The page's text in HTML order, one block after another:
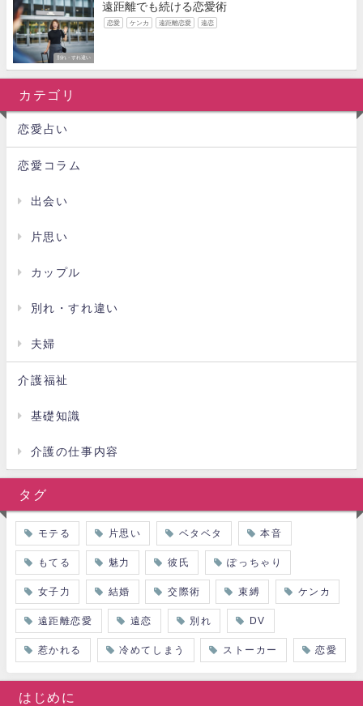
別れ・すれ違い
遠距離でも続ける恋愛術
恋愛 ケンカ 遠距離恋愛 遠恋
カテゴリ
恋愛占い
恋愛コラム
出会い
片思い
カップル
別れ・すれ違い
夫婦
介護福祉
基礎知識
介護の仕事内容
タグ
モテる 片思い ベタベタ 本音
もてる 魅力 彼氏 ぽっちゃり
女子力 結婚 交際術 束縛 ケンカ
遠距離恋愛 遠恋 別れ DV
惹かれる 冷めてしまう ストーカー 恋愛
はじめに